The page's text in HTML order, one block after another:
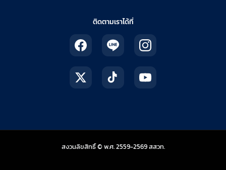
ติดตามเราได้ที่
สงวนลิขสิทธิ์ © พ.ศ. 2559-2569สสวท.สถาบันส่งเสริมการสอ